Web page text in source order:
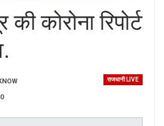
कोरोना रिपोर्ट
राजधानी LIVE